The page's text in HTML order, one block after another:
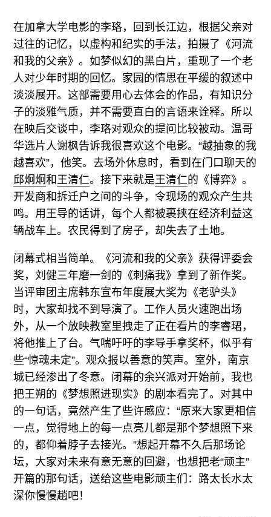
在加拿大学电影的李珞，回到长江边，根据父亲对
过往的记忆，以虚构和纪实的手法，拍摄了《河流
和我的父亲》。如梦似幻的黑白片，重现了一个老
人对少年时期的回忆。家园的情思在平缓的叙述中
淡淡展开。这部需要用心去体会的作品，有知识分
子的淡雅气质，并不需要直白的言语来诠释。所以
在映后交谈中，李珞对观众的提问比较被动。温哥
华选片人谢枫告诉我很喜欢这个电影。“越抽象的我
越喜欢”，他笑。去场外休息时，看到在门口聊天的
邱炯炯和 王清仁。接下来就是王清仁的《博弈》。
开发商和拆迁户之间的斗争，令现场的观众产生共
鸣。用王导的话讲，每个人都被裹挟在经济利益这
辆战车上。农民得到了房子，却失去了土地。
闭幕式相当简单。《河流和我的父亲》获得评委会
奖，刘健三年磨一剑的《刺痛我》拿到了新作奖。
当评审团主席韩东宣布年度展大奖为《老驴头》
时，大家却找不到导演了。工作人员火速跑出场
外，从一个放映教室里拽走了正在看片的李睿珺，
将他推上了台。气喘吁吁的李导手拿奖杯，似乎有
些“惊魂未定”。观众报以善意的笑声。室外，南京
城已经渗出了冬意。闭幕的余兴派对开始前，我也
把王朔的《梦想照进现实》的剧本看完了。对其中
的一句话，竟然产生了些许感应：“原来大家更相信
一点，觉得地上的每一点亮儿都是那个梦想照下来
的，都仰着脖子去接光。”想起开幕不久后那场论
坛，大家对未来有意无意的回避，也想把老“顽主”
开篇的那句话，送给这些电影顽主们：路太长水太
深你慢慢趟吧！